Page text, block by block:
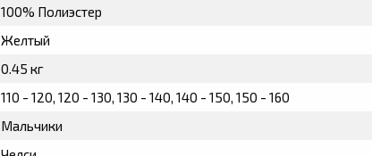
100% Полиэстер
Желтый
0.45 кг
110 - 120, 120 - 130, 130 - 140, 140 - 150, 150 - 160
Мальчики